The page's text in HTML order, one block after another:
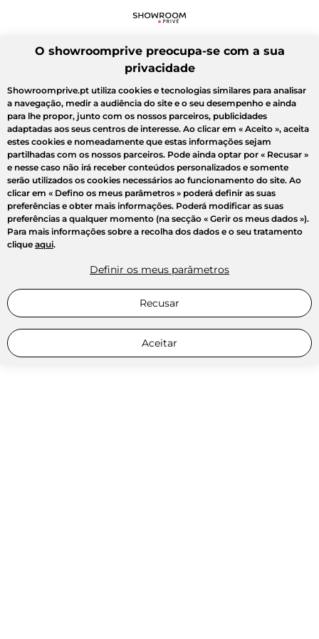
O showroomprive preocupa-se com a sua
privacidade
Showroomprive.pt utiliza cookies e tecnologias similares para analisar
a navegação, medir a audiência do site e o seu desempenho e ainda
para lhe propor, junto com os nossos parceiros, publicidades
adaptadas aos seus centros de interesse. Ao clicar em « Aceito », aceita
estes cookies e nomeadamente que estas informações sejam
partilhadas com os nossos parceiros. Pode ainda optar por « Recusar »
e nesse caso não irá receber conteúdos personalizados e somente
serão utilizados os cookies necessários ao funcionamento do site. Ao
clicar em « Defino os meus parâmetros » poderá definir as suas
preferências e obter mais informações. Poderá modificar as suas
preferências a qualquer momento (na secção « Gerir os meus dados »).
Para mais informações sobre a recolha dos dados e o seu tratamento
clique aqui.
Definir os meus parâmetros
Recusar
Aceitar